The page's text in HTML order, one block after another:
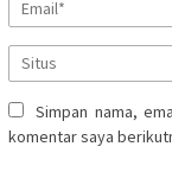
Simpan nama,
komentar saya